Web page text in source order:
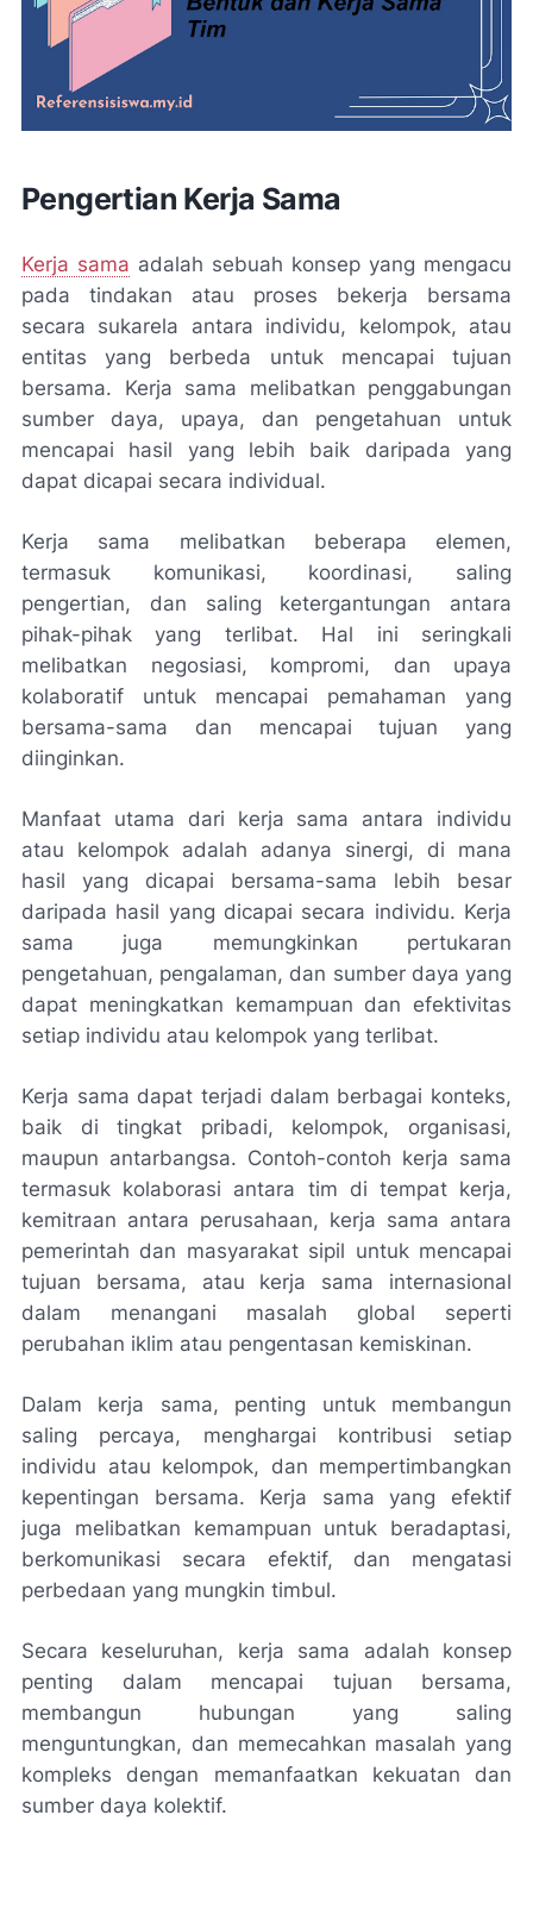
Pengertian Kerja Sama
Kerja sama adalah sebuah konsep yang mengacu
pada tindakan atau proses bekerja bersama
secara sukarela antara individu, kelompok, atau
entitas yang berbeda untuk mencapai tujuan
bersama. Kerja sama melibatkan penggabungan
sumber daya, upaya, dan pengetahuan untuk
mencapai hasil yang lebih baik daripada yang
dapat dicapai secara individual.
Kerja sama melibatkan beberapa elemen,
termasuk komunikasi, koordinasi, saling
pengertian, dan saling ketergantungan antara
pihak-pihak yang terlibat. Hal ini seringkali
melibatkan negosiasi, kompromi, dan upaya
kolaboratif untuk mencapai pemahaman yang
bersama-sama dan mencapai tujuan yang
diinginkan.
Manfaat utama dari kerja sama antara individu
atau kelompok adalah adanya sinergi, di mana
hasil yang dicapai bersama-sama lebih besar
daripada hasil yang dicapai secara individu. Kerja
sama juga memungkinkan pertukaran
pengetahuan, pengalaman, dan sumber daya yang
dapat meningkatkan kemampuan dan efektivitas
setiap individu atau kelompok yang terlibat.
Kerja sama dapat terjadi dalam berbagai konteks,
baik di tingkat pribadi, kelompok, organisasi,
maupun antarbangsa. Contoh-contoh kerja sama
termasuk kolaborasi antara tim di tempat kerja,
kemitraan antara perusahaan, kerja sama antara
pemerintah dan masyarakat sipil untuk mencapai
tujuan bersama, atau kerja sama internasional
dalam menangani masalah global seperti
perubahan iklim atau pengentasan kemiskinan.
Dalam kerja sama, penting untuk membangun
saling percaya, menghargai kontribusi setiap
individu atau kelompok, dan mempertimbangkan
kepentingan bersama. Kerja sama yang efektif
juga melibatkan kemampuan untuk beradaptasi,
berkomunikasi secara efektif, dan mengatasi
perbedaan yang mungkin timbul.
Secara keseluruhan, kerja sama adalah konsep
penting dalam mencapai tujuan bersama,
membangun hubungan yang saling
menguntungkan, dan memecahkan masalah yang
kompleks dengan memanfaatkan kekuatan dan
sumber daya kolektif.